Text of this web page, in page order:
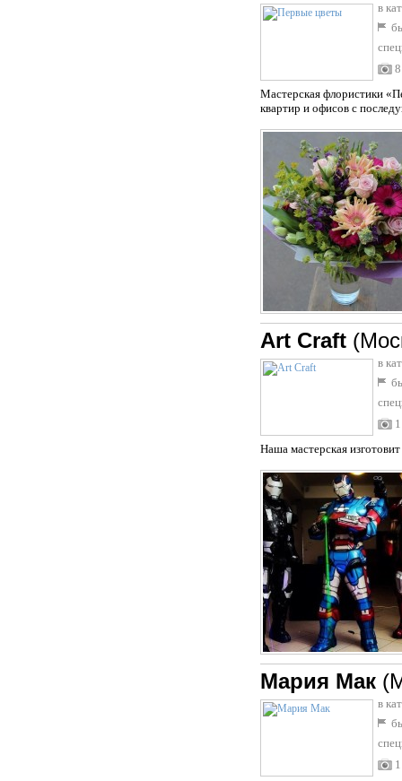
в
8
Мастерская флористики
квартир и офисов с
Art Craft
в
Наша мастерская
Мария Мак
в